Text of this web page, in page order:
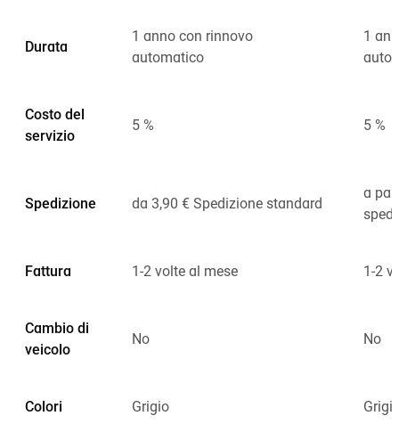
Durata
1 anno con rinnovo
automatico
1
Costo del
servizio
5 % 5 %
Spedizione da 3,90 € Spedizione standard
a
Fattura 1-2 volte al mese 1-2
Cambio di
veicolo
No No
Colori Grigio